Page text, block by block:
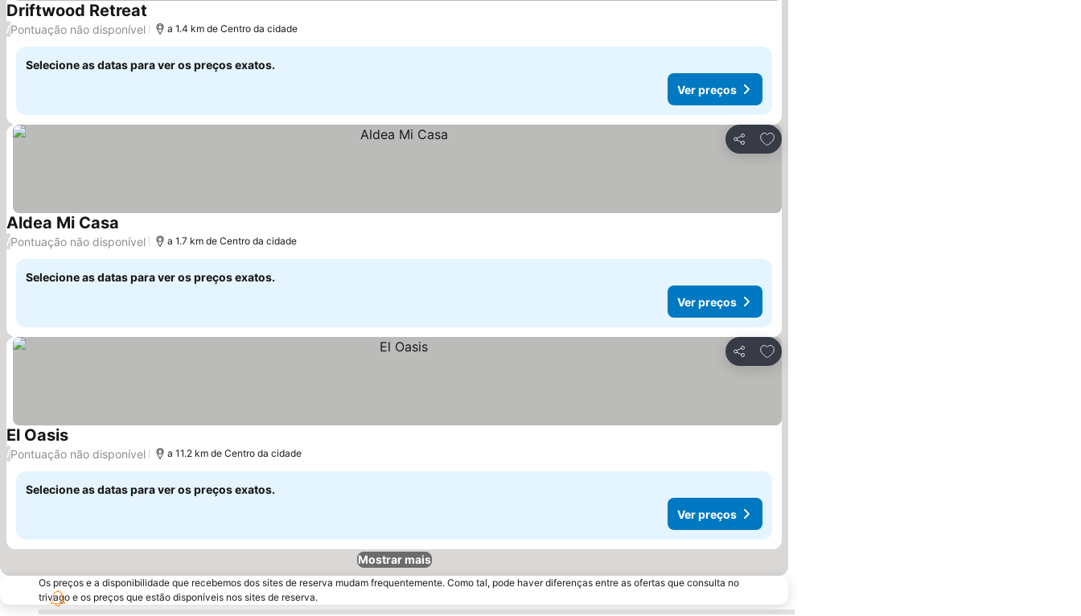
Driftwood Retreat Ver preços
/Pontuação não disponível a 1.4 km de Centro da cidade
Selecione as datas para ver os preços exatos.
Ver preços
Partilhar
Adicionar aos favoritos
Aldea Mi Casa Ver preços
/Pontuação não disponível a 1.7 km de Centro da cidade
Selecione as datas para ver os preços exatos.
Ver preços
Partilhar
Adicionar aos favoritos
El OasisVer preços
/Pontuação não disponível a 11.2 km de Centro da cidade
Selecione as datas para ver os preços exatos.
Ver preços
Mostrar mais
Os preços e a disponibilidade que recebemos dos sites de reserva mudam frequentemente. Como tal, pode haver diferenças entre as ofertas que consulta no
trivago e os preços que estão disponíveis nos sites de reserva.